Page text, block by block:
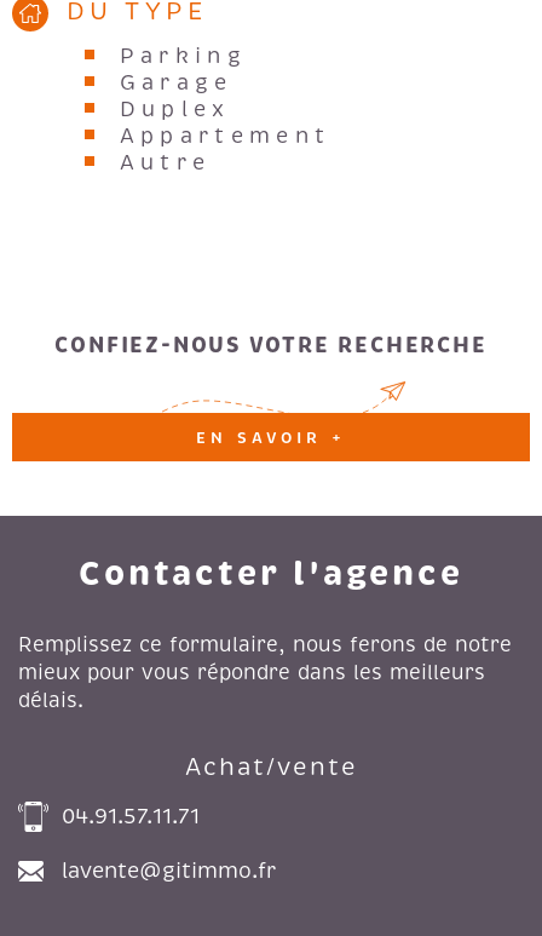
DU TYPE
Parking
Garage
Duplex
Appartement
Autre
CONFIEZ-NOUS VOTRE RECHERCHE
EN SAVOIR +
Contacter l'agence
Remplissez ce formulaire, nous ferons de notre
mieux pour vous répondre dans les meilleurs
délais.
Achat/vente
04.91.57.11.71
lavente@gitimmo.fr